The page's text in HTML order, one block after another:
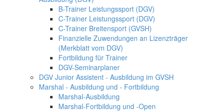
B-Trainer Leistungssport (DGV)
C-Trainer Leistungssport (DGV)
C-Trainer Breitensport (GVSH)
Finanzielle Zuwendungen an Lizenzträger
(Merkblatt vom DGV)
Fortbildung für Trainer
DGV-Seminarplaner
DGV Junior Assistent - Ausbildung im GVSH
Marshal - Ausbildung und - Fortbildung
Marshal-Ausbildung
Marshal-Fortbildung und -Open